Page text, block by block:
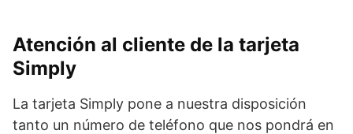
Atención al cliente de la tarjeta
Simply
La tarjeta Simply pone a nuestra disposición
tanto un número de teléfono que nos pondrá en